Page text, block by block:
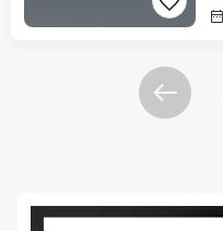
Előző